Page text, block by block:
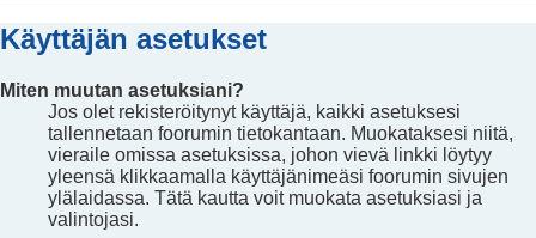
Käyttäjän asetukset
Miten muutan asetuksiani?
Jos olet rekisteröitynyt käyttäjä, kaikki asetuksesi
tallennetaan foorumin tietokantaan. Muokataksesi niitä,
vieraile omissa asetuksissa, johon vievä linkki löytyy
yleensä klikkaamalla käyttäjänimeäsi foorumin sivujen
ylälaidassa. Tätä kautta voit muokata asetuksiasi ja
valintojasi.